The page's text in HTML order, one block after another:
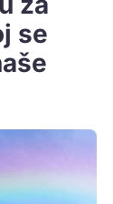
se